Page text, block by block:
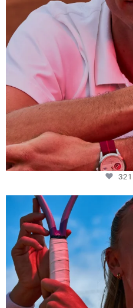
321
Determination,
441